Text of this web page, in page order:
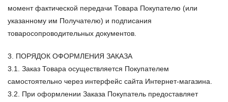
момент фактической передачи Товара Покупателю (или
указанному им Получателю) и подписания
товаросопроводительных документов.
3. ПОРЯДОК ОФОРМЛЕНИЯ ЗАКАЗА
3.1. Заказ Товара осуществляется Покупателем
самостоятельно через интерфейс сайта Интернет-магазина.
3.2. При оформлении Заказа Покупатель предоставляет